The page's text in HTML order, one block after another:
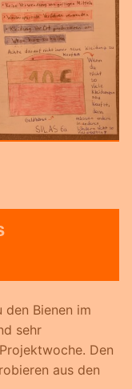
den Bienen im
sehr
Den
aus den